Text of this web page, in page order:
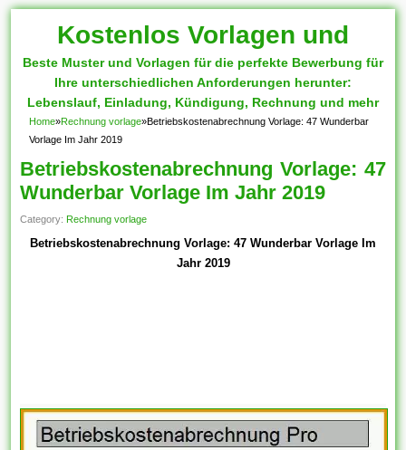
Kostenlos Vorlagen und
Muster
Beste Muster und Vorlagen für die perfekte Bewerbung für
Ihre unterschiedlichen Anforderungen herunter:
Lebenslauf, Einladung, Kündigung, Rechnung und mehr
Home»Rechnung vorlage»Betriebskostenabrechnung Vorlage: 47 Wunderbar
Vorlage Im Jahr 2019
Betriebskostenabrechnung Vorlage: 47
Wunderbar Vorlage Im Jahr 2019
Category: Rechnung vorlage
Betriebskostenabrechnung Vorlage: 47 Wunderbar Vorlage Im
Jahr 2019